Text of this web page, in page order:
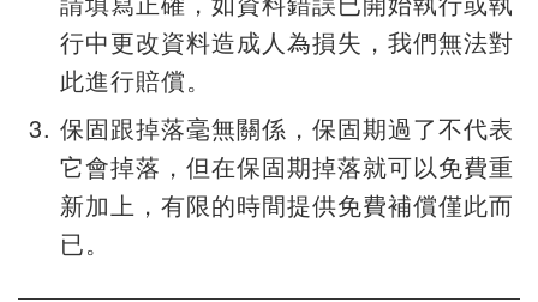
行中更改資料造成人為損失，我們無法對
此進行賠償。
保固跟掉落毫無關係，保固期過了不代表
它會掉落，但在保固期掉落就可以免費重
新加上，有限的時間提供免費補償僅此而
已。